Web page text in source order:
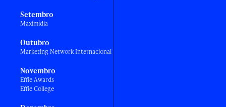
Setembro
Maximídia
Outubro
Marketing Network Internacional
Novembro
Effie Awards
Effie College